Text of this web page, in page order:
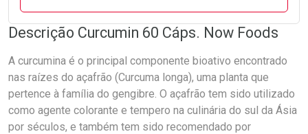
Descrição Curcumin 60 Cáps. Now Foods
A curcumina é o principal componente bioativo encontrado
nas raízes do açafrão (Curcuma longa), uma planta que
pertence à família do gengibre. O açafrão tem sido utilizado
como agente colorante e tempero na culinária do sul da Ásia
por séculos, e também tem sido recomendado por